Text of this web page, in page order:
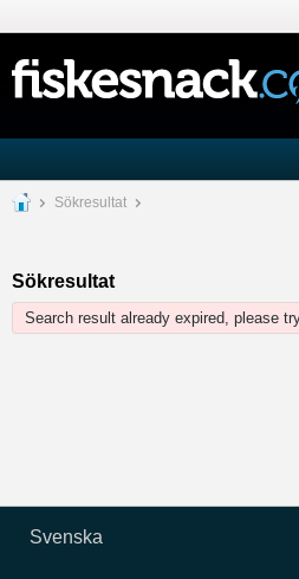
Sökresultat
Sökresultat
Search result already expired, please
Svenska